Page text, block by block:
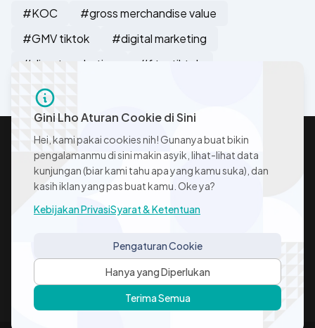
#KOC
#gross merchandise value
#GMV tiktok
#digital marketing
#direct marketing
#fitur tiktok
FAQ
Kebijakan Privasi
Syarat & Ketentuan
Pengaturan Cookie
Kontak
Blog
Gini Lho Aturan Cookie di Sini
Hei, kami pakai cookies nih! Gunanya buat bikin
pengalamanmu di sini makin asyik, lihat-lihat data
kunjungan (biar kami tahu apa yang kamu suka), dan
kasih iklan yang pas buat kamu. Oke ya?
Kebijakan PrivasiSyarat & Ketentuan
Pengaturan Cookie
Hanya yang Diperlukan
Terima Semua